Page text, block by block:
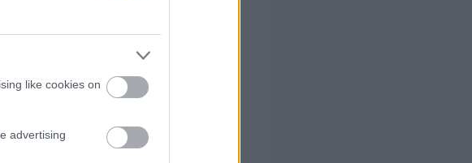
like cookies on
advertising
Υπολογιστών σε 2